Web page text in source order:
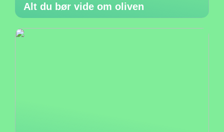
Alt du bør vide om oliven